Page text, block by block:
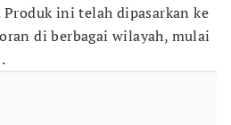
Produk ini telah dipasarkan ke
di berbagai wilayah, mulai